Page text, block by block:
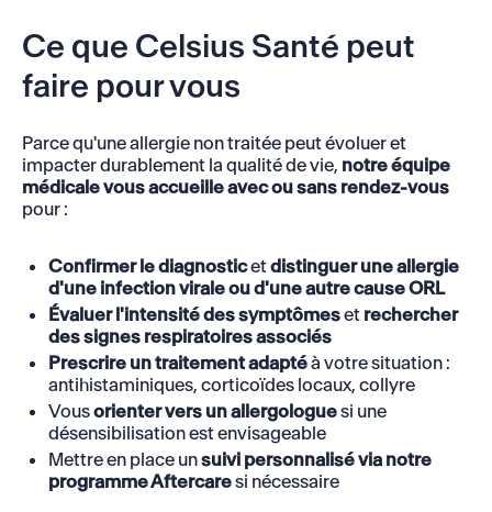
Ce que Celsius Santé peut
faire pour vous
Parce qu'une allergie non traitée peut évoluer et
impacter durablement la qualité de vie, notre équipe
médicale vous accueille avec ou sans rendez-vous
pour :
Confirmer le diagnosticetdistinguer une allergie
d'une infection virale ou d'une autre cause ORL
Évaluer l'intensité des symptômeset rechercher
des signes respiratoires associés
Prescrire un traitement adaptéà votre situation :
antihistaminiques, corticoïdes locaux, collyre
Vousorienter vers un allergologuesi une
désensibilisation est envisageable
Mettre en place unsuivi personnalisé via notre
programme Aftercaresi nécessaire